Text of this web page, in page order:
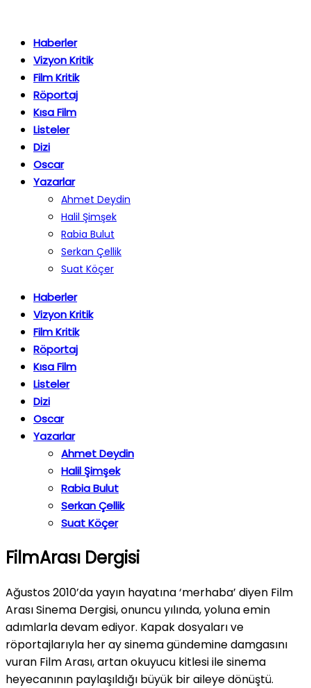
Haberler
Vizyon Kritik
Film Kritik
Röportaj
Kısa Film
Listeler
Dizi
Oscar
Yazarlar
Ahmet Deydin
Halil Şimşek
Rabia Bulut
Serkan Çellik
Suat Köçer
Haberler
Vizyon Kritik
Film Kritik
Röportaj
Kısa Film
Listeler
Dizi
Oscar
Yazarlar
Ahmet Deydin
Halil Şimşek
Rabia Bulut
Serkan Çellik
Suat Köçer
FilmArası Dergisi
Ağustos 2010’da yayın hayatına ‘merhaba’ diyen Film
Arası Sinema Dergisi, onuncu yılında, yoluna emin
adımlarla devam ediyor. Kapak dosyaları ve
röportajlarıyla her ay sinema gündemine damgasını
vuran Film Arası, artan okuyucu kitlesi ile sinema
heyecanının paylaşıldığı büyük bir aileye dönüştü.